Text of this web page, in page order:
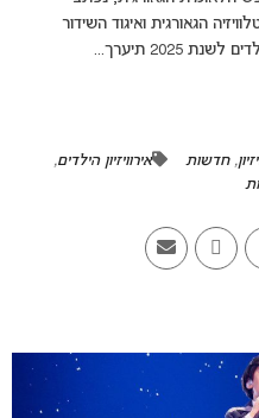
הגאורגית ואיגוד השידור
2025 תיערך...
,חדשות אירוויזיון הילדים,